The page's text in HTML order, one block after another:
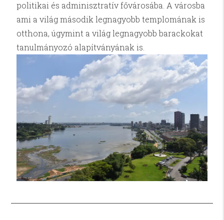
politikai és adminisztratív fővárosába. A városba
ami a világ második legnagyobb templomának is
otthona, úgymint a világ legnagyobb barackokat
tanulmányozó alapítványának is.